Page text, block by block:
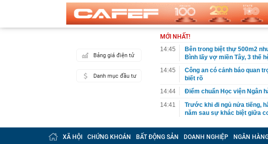
Bảng giá điện tử
Danh mục đầu tư
MỚI NHẤT!
14:45
Bên trong biệt thự 500m2
Bình lấy vợ miền Tây, 3 thế
14:45
Công an có cảnh báo quan
biết rõ
14:44
Điểm chuẩn Học viện Ngân
14:41
Trước khi đi ngủ nửa tiếng,
năm sau sự khác biệt giữa
14:40
Vì sao ì ạch làm hạ tầng sạc
14:39
Nhà vàng bị 'sờ gáy': Bảo
XÃ HỘI CHỨNG KHOÁN BẤT ĐỘNG SẢN DOANH NGHIỆP NGÂN